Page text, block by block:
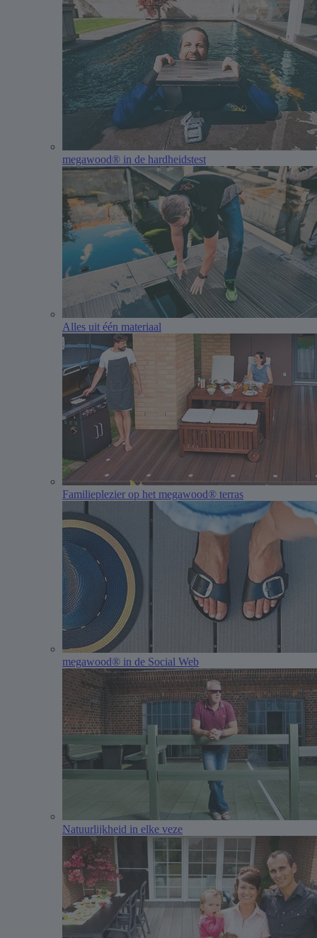
megawood® in de hardheidstest
Alles uit één materiaal
Familieplezier op het megawood® terras
megawood® in de Social Web
Natuurlijkheid in elke veze